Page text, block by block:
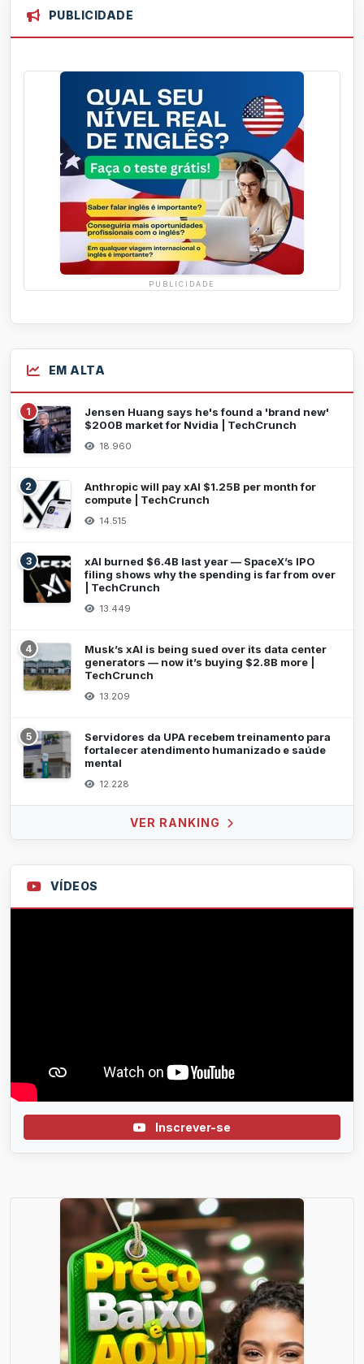
PUBLICIDADE
PUBLICIDADE
EM ALTA
1
Jensen Huang says he's found a 'brand new'
$200B market for Nvidia | TechCrunch
18.960
2
Anthropic will pay xAI $1.25B per month for
compute | TechCrunch
14.515
3
xAI burned $6.4B last year — SpaceX’s IPO
filing shows why the spending is far from over
| TechCrunch
13.449
4
Musk’s xAI is being sued over its data center
generators — now it’s buying $2.8B more |
TechCrunch
13.209
5
Servidores da UPA recebem treinamento para
fortalecer atendimento humanizado e saúde
mental
12.228
VER RANKING
VÍDEOS
Inscrever-se